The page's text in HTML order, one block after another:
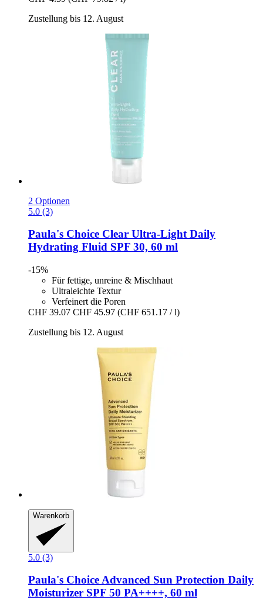
Zustellung bis 12. August
2 Optionen
5.0 (3)
Paula's Choice Clear Ultra-​Light Daily
Hydrating Fluid SPF 30, 60 ml
-15%
Für fettige, unreine & Mischhaut
Ultraleichte Textur
Verfeinert die Poren
CHF 39.07 CHF 45.97 (CHF 651.17 / l)
Zustellung bis 12. August
Warenkorb
5.0 (3)
Paula's ChoiceAdvanced Sun Protection Daily
Moisturizer SPF 50 PA++++, 60 ml